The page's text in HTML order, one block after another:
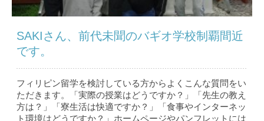
SAKIさん、前代未聞のバギオ学校制覇間近
です。
フィリピン留学を検討している方からよくこんな質問をい
ただきます。「実際の授業はどうですか？」「先生の教え
方は？」「寮生活は快適ですか？」「食事やインターネッ
ト環境はどうですか？」ホームページやパンフレットには